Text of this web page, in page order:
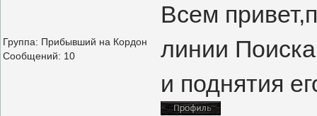
Группа: Прибывший на Кордон
Сообщений: 10
Всем
линии
и поднятия